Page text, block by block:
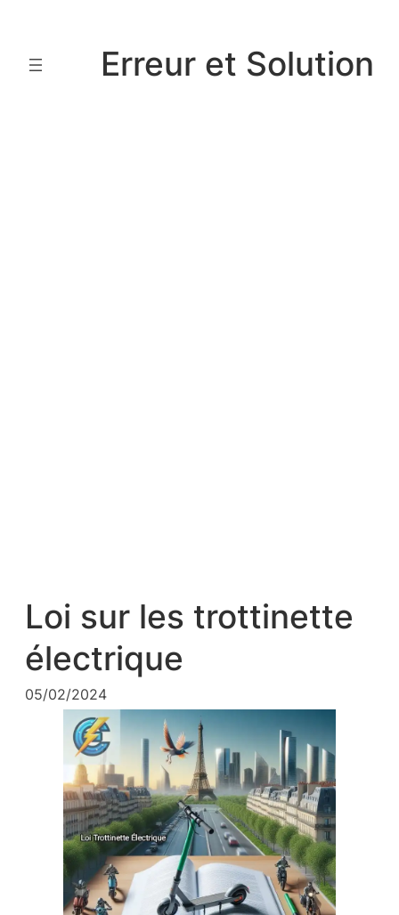
contenu
Erreur et Solution
Loi sur les trottinette
électrique
05/02/2024